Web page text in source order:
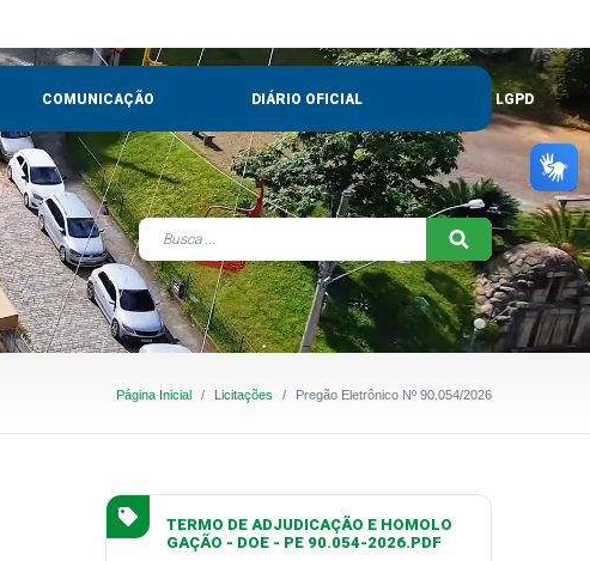
COMUNICAÇÃO DIÁRIO OFICIAL LGPD
Página Inicial Licitações Pregão Eletrônico Nº 90.054/2026
TERMO DE ADJUDICAÇÃO E HOMOLO
GAÇÃO - DOE - PE 90.054-2026.PDF